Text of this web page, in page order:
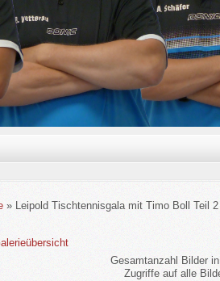
» Leipold Tischtennisgala mit Timo Boll Teil 2
Gesamtanzahl Bilder
Zugriffe auf alle